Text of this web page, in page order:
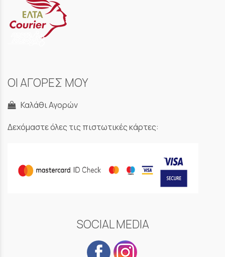
ΟΙ ΑΓΟΡΕΣ ΜΟΥ
Καλάθι Αγορών
Δεχόμαστε όλες τις πιστωτικές κάρτες:
SOCIAL MEDIA